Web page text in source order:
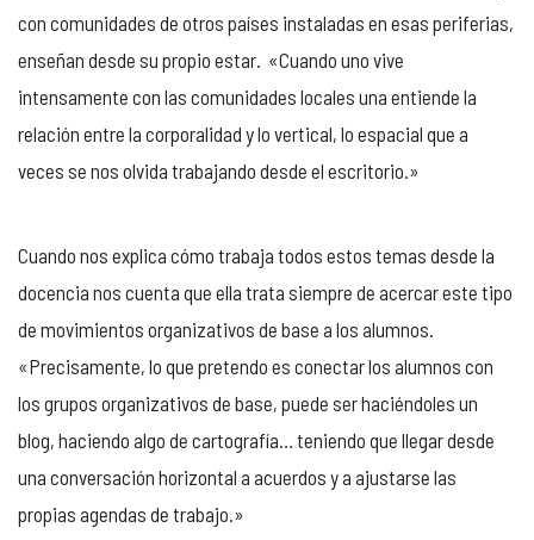
con comunidades de otros países instaladas en esas periferias,
enseñan desde su propio estar. «Cuando uno vive
intensamente con las comunidades locales una entiende la
relación entre la corporalidad y lo vertical, lo espacial que a
veces se nos olvida trabajando desde el escritorio.»
Cuando nos explica cómo trabaja todos estos temas desde la
docencia nos cuenta que ella trata siempre de acercar este tipo
de movimientos organizativos de base a los alumnos.
«Precisamente, lo que pretendo es conectar los alumnos con
los grupos organizativos de base, puede ser haciéndoles un
blog, haciendo algo de cartografía… teniendo que llegar desde
una conversación horizontal a acuerdos y a ajustarse las
propias agendas de trabajo.»